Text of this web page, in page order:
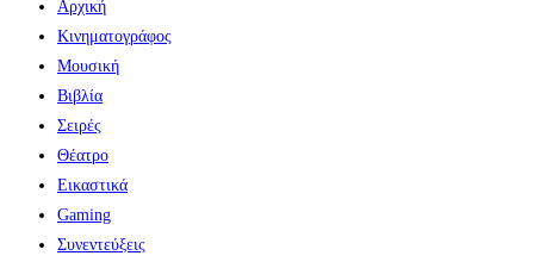
Αρχική
Κινηματογράφος
Μουσική
Βιβλία
Σειρές
Θέατρο
Εικαστικά
Gaming
Συνεντεύξεις